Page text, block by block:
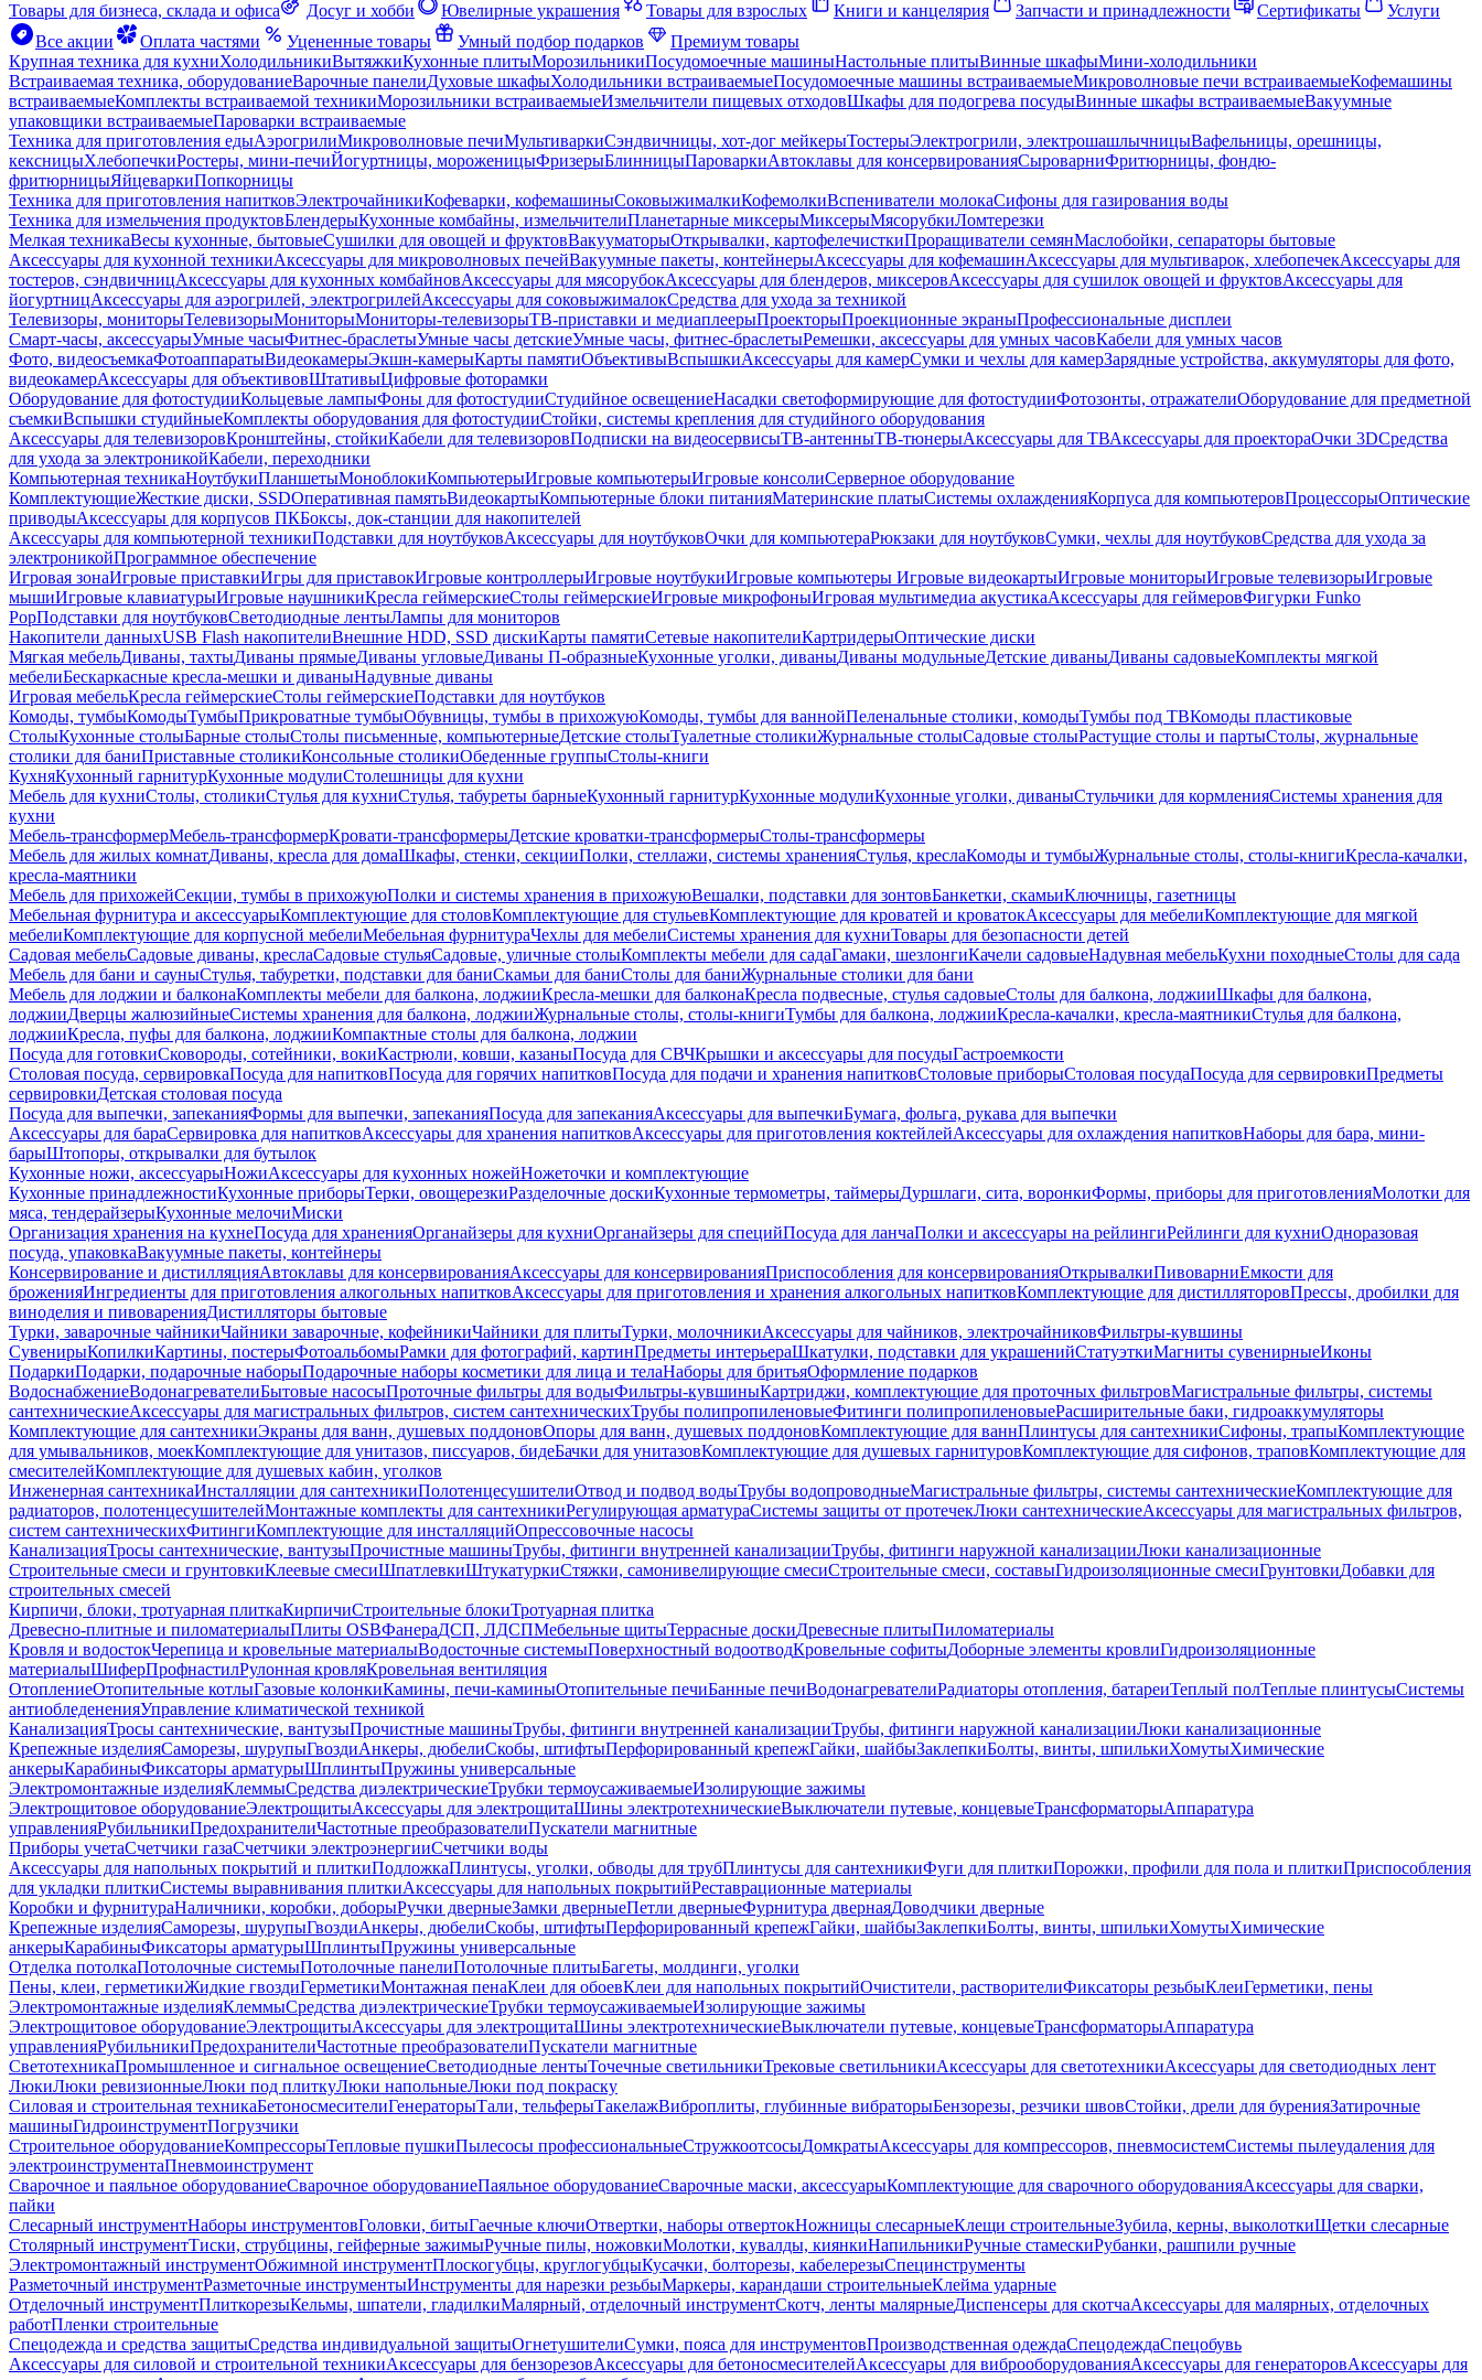
Товары для бизнеса, склада и офиса
Досуг и хобби Ювелирные украшения Товары для взрослых Книги и канцелярия Запчасти и принадлежности Сертификаты
Услуги
Все акции
Оплата частями Уцененные товары Умный подбор подарков
Премиум товары
Крупная техника для кухниХолодильникиВытяжкиКухонные плитыМорозильникиПосудомоечные машиныНастольные плитыВинные шкафыМини-холодильники
Встраиваемая техника, оборудованиеВарочные панелиДуховые шкафыХолодильники встраиваемыеПосудомоечные машины встраиваемыеМикроволновые печи встраиваемыеКофемашины
встраиваемыеКомплекты встраиваемой техникиМорозильники встраиваемыеИзмельчители пищевых отходовШкафы для подогрева посудыВинные шкафы встраиваемыеВакуумные
упаковщики встраиваемыеПароварки встраиваемые
Техника для приготовления едыАэрогрилиМикроволновые печиМультиваркиСэндвичницы, хот-дог мейкерыТостерыЭлектрогрили, электрошашлычницыВафельницы, орешницы,
кексницыХлебопечкиРостеры, мини-печиЙогуртницы, мороженицыФризерыБлинницыПароваркиАвтоклавы для консервированияСыроварниФритюрницы, фондю-
фритюрницыЯйцеваркиПопкорницы
Техника для приготовления напитковЭлектрочайникиКофеварки, кофемашиныСоковыжималкиКофемолкиВспениватели молокаСифоны для газирования воды
Техника для измельчения продуктовБлендерыКухонные комбайны, измельчителиПланетарные миксерыМиксерыМясорубкиЛомтерезки
Мелкая техникаВесы кухонные, бытовыеСушилки для овощей и фруктовВакууматорыОткрывалки, картофелечисткиПроращиватели семянМаслобойки, сепараторы бытовые
Аксессуары для кухонной техникиАксессуары для микроволновых печейВакуумные пакеты, контейнерыАксессуары для кофемашинАксессуары для мультиварок, хлебопечекАксессуары для
тостеров, сэндвичницАксессуары для кухонных комбайновАксессуары для мясорубокАксессуары для блендеров, миксеровАксессуары для сушилок овощей и фруктовАксессуары для
йогуртницАксессуары для аэрогрилей, электрогрилейАксессуары для соковыжималокСредства для ухода за техникой
Телевизоры, мониторыТелевизорыМониторыМониторы-телевизорыТВ-приставки и медиаплеерыПроекторыПроекционные экраныПрофессиональные дисплеи
Смарт-часы, аксессуарыУмные часыФитнес-браслетыУмные часы детскиеУмные часы, фитнес-браслетыРемешки, аксессуары для умных часовКабели для умных часов
Фото, видеосъемкаФотоаппаратыВидеокамерыЭкшн-камерыКарты памятиОбъективыВспышкиАксессуары для камерСумки и чехлы для камерЗарядные устройства, аккумуляторы для фото,
видеокамерАксессуары для объективовШтативыЦифровые фоторамки
Оборудование для фотостудииКольцевые лампыФоны для фотостудииСтудийное освещениеНасадки светоформирующие для фотостудииФотозонты, отражателиОборудование для предметной
съемкиВспышки студийныеКомплекты оборудования для фотостудииСтойки, системы крепления для студийного оборудования
Аксессуары для телевизоровКронштейны, стойкиКабели для телевизоровПодписки на видеосервисыТВ-антенныТВ-тюнерыАксессуары для ТВАксессуары для проектораОчки 3DСредства
для ухода за электроникойКабели, переходники
Компьютерная техникаНоутбукиПланшетыМоноблокиКомпьютерыИгровые компьютерыИгровые консолиСерверное оборудование
КомплектующиеЖесткие диски, SSDОперативная памятьВидеокартыКомпьютерные блоки питанияМатеринские платыСистемы охлажденияКорпуса для компьютеровПроцессорыОптические
приводыАксессуары для корпусов ПКБоксы, док-станции для накопителей
Аксессуары для компьютерной техникиПодставки для ноутбуковАксессуары для ноутбуковОчки для компьютераРюкзаки для ноутбуковСумки, чехлы для ноутбуковСредства для ухода за
электроникойПрограммное обеспечение
Игровая зонаИгровые приставкиИгры для приставокИгровые контроллерыИгровые ноутбукиИгровые компьютеры Игровые видеокартыИгровые мониторыИгровые телевизорыИгровые
мышиИгровые клавиатурыИгровые наушникиКресла геймерскиеСтолы геймерскиеИгровые микрофоныИгровая мультимедиа акустикаАксессуары для геймеровФигурки Funko
PopПодставки для ноутбуковСветодиодные лентыЛампы для мониторов
Накопители данныхUSB Flash накопителиВнешние HDD, SSD дискиКарты памятиСетевые накопителиКартридерыОптические диски
Мягкая мебельДиваны, тахтыДиваны прямыеДиваны угловыеДиваны П-образныеКухонные уголки, диваныДиваны модульныеДетские диваныДиваны садовыеКомплекты мягкой
мебелиБескаркасные кресла-мешки и диваныНадувные диваны
Игровая мебельКресла геймерскиеСтолы геймерскиеПодставки для ноутбуков
Комоды, тумбыКомодыТумбыПрикроватные тумбыОбувницы, тумбы в прихожуюКомоды, тумбы для ваннойПеленальные столики, комодыТумбы под ТВКомоды пластиковые
СтолыКухонные столыБарные столыСтолы письменные, компьютерныеДетские столыТуалетные столикиЖурнальные столыСадовые столыРастущие столы и партыСтолы, журнальные
столики для баниПриставные столикиКонсольные столикиОбеденные группыСтолы-книги
КухняКухонный гарнитурКухонные модулиСтолешницы для кухни
Мебель для кухниСтолы, столикиСтулья для кухниСтулья, табуреты барныеКухонный гарнитурКухонные модулиКухонные уголки, диваныСтульчики для кормленияСистемы хранения для
кухни
Мебель-трансформерМебель-трансформерКровати-трансформерыДетские кроватки-трансформерыСтолы-трансформеры
Мебель для жилых комнатДиваны, кресла для домаШкафы, стенки, секцииПолки, стеллажи, системы храненияСтулья, креслаКомоды и тумбыЖурнальные столы, столы-книгиКресла-качалки,
кресла-маятники
Мебель для прихожейСекции, тумбы в прихожуюПолки и системы хранения в прихожуюВешалки, подставки для зонтовБанкетки, скамьиКлючницы, газетницы
Мебельная фурнитура и аксессуарыКомплектующие для столовКомплектующие для стульевКомплектующие для кроватей и кроватокАксессуары для мебелиКомплектующие для мягкой
мебелиКомплектующие для корпусной мебелиМебельная фурнитураЧехлы для мебелиСистемы хранения для кухниТовары для безопасности детей
Садовая мебельСадовые диваны, креслаСадовые стульяСадовые, уличные столыКомплекты мебели для садаГамаки, шезлонгиКачели садовыеНадувная мебельКухни походныеСтолы для сада
Мебель для бани и сауныСтулья, табуретки, подставки для баниСкамьи для баниСтолы для баниЖурнальные столики для бани
Мебель для лоджии и балконаКомплекты мебели для балкона, лоджииКресла-мешки для балконаКресла подвесные, стулья садовыеСтолы для балкона, лоджииШкафы для балкона,
лоджииДверцы жалюзийныеСистемы хранения для балкона, лоджииЖурнальные столы, столы-книгиТумбы для балкона, лоджииКресла-качалки, кресла-маятникиСтулья для балкона,
лоджииКресла, пуфы для балкона, лоджииКомпактные столы для балкона, лоджии
Посуда для готовкиСковороды, сотейники, вокиКастрюли, ковши, казаныПосуда для СВЧКрышки и аксессуары для посудыГастроемкости
Столовая посуда, сервировкаПосуда для напитковПосуда для горячих напитковПосуда для подачи и хранения напитковСтоловые приборыСтоловая посудаПосуда для сервировкиПредметы
сервировкиДетская столовая посуда
Посуда для выпечки, запеканияФормы для выпечки, запеканияПосуда для запеканияАксессуары для выпечкиБумага, фольга, рукава для выпечки
Аксессуары для бараСервировка для напитковАксессуары для хранения напитковАксессуары для приготовления коктейлейАксессуары для охлаждения напитковНаборы для бара, мини-
барыШтопоры, открывалки для бутылок
Кухонные ножи, аксессуарыНожиАксессуары для кухонных ножейНожеточки и комплектующие
Кухонные принадлежностиКухонные приборыТерки, овощерезкиРазделочные доскиКухонные термометры, таймерыДуршлаги, сита, воронкиФормы, приборы для приготовленияМолотки для
мяса, тендерайзерыКухонные мелочиМиски
Организация хранения на кухнеПосуда для храненияОрганайзеры для кухниОрганайзеры для специйПосуда для ланчаПолки и аксессуары на рейлингиРейлинги для кухниОдноразовая
посуда, упаковкаВакуумные пакеты, контейнеры
Консервирование и дистилляцияАвтоклавы для консервированияАксессуары для консервированияПриспособления для консервированияОткрывалкиПивоварниЕмкости для
броженияИнгредиенты для приготовления алкогольных напитковАксессуары для приготовления и хранения алкогольных напитковКомплектующие для дистилляторовПрессы, дробилки для
виноделия и пивоваренияДистилляторы бытовые
Турки, заварочные чайникиЧайники заварочные, кофейникиЧайники для плитыТурки, молочникиАксессуары для чайников, электрочайниковФильтры-кувшины
СувенирыКопилкиКартины, постерыФотоальбомыРамки для фотографий, картинПредметы интерьераШкатулки, подставки для украшенийСтатуэткиМагниты сувенирныеИконы
ПодаркиПодарки, подарочные наборыПодарочные наборы косметики для лица и телаНаборы для бритьяОформление подарков
ВодоснабжениеВодонагревателиБытовые насосыПроточные фильтры для водыФильтры-кувшиныКартриджи, комплектующие для проточных фильтровМагистральные фильтры, системы
сантехническиеАксессуары для магистральных фильтров, систем сантехническихТрубы полипропиленовыеФитинги полипропиленовыеРасширительные баки, гидроаккумуляторы
Комплектующие для сантехникиЭкраны для ванн, душевых поддоновОпоры для ванн, душевых поддоновКомплектующие для ваннПлинтусы для сантехникиСифоны, трапыКомплектующие
для умывальников, моекКомплектующие для унитазов, писсуаров, бидеБачки для унитазовКомплектующие для душевых гарнитуровКомплектующие для сифонов, траповКомплектующие для
смесителейКомплектующие для душевых кабин, уголков
Инженерная сантехникаИнсталляции для сантехникиПолотенцесушителиОтвод и подвод водыТрубы водопроводныеМагистральные фильтры, системы сантехническиеКомплектующие для
радиаторов, полотенцесушителейМонтажные комплекты для сантехникиРегулирующая арматураСистемы защиты от протечекЛюки сантехническиеАксессуары для магистральных фильтров,
систем сантехническихФитингиКомплектующие для инсталляцийОпрессовочные насосы
КанализацияТросы сантехнические, вантузыПрочистные машиныТрубы, фитинги внутренней канализацииТрубы, фитинги наружной канализацииЛюки канализационные
Строительные смеси и грунтовкиКлеевые смесиШпатлевкиШтукатуркиСтяжки, самонивелирующие смесиСтроительные смеси, составыГидроизоляционные смесиГрунтовкиДобавки для
строительных смесей
Кирпичи, блоки, тротуарная плиткаКирпичиСтроительные блокиТротуарная плитка
Древесно-плитные и пиломатериалыПлиты OSBФанераДСП, ЛДСПМебельные щитыТеррасные доскиДревесные плитыПиломатериалы
Кровля и водостокЧерепица и кровельные материалыВодосточные системыПоверхностный водоотводКровельные софитыДоборные элементы кровлиГидроизоляционные
материалыШиферПрофнастилРулонная кровляКровельная вентиляция
ОтоплениеОтопительные котлыГазовые колонкиКамины, печи-каминыОтопительные печиБанные печиВодонагревателиРадиаторы отопления, батареиТеплый полТеплые плинтусыСистемы
антиобледененияУправление климатической техникой
КанализацияТросы сантехнические, вантузыПрочистные машиныТрубы, фитинги внутренней канализацииТрубы, фитинги наружной канализацииЛюки канализационные
Крепежные изделияСаморезы, шурупыГвоздиАнкеры, дюбелиСкобы, штифтыПерфорированный крепежГайки, шайбыЗаклепкиБолты, винты, шпилькиХомутыХимические
анкерыКарабиныФиксаторы арматурыШплинтыПружины универсальные
Электромонтажные изделияКлеммыСредства диэлектрическиеТрубки термоусаживаемыеИзолирующие зажимы
Электрощитовое оборудованиеЭлектрощитыАксессуары для электрощитаШины электротехническиеВыключатели путевые, концевыеТрансформаторыАппаратура
управленияРубильникиПредохранителиЧастотные преобразователиПускатели магнитные
Приборы учетаСчетчики газаСчетчики электроэнергииСчетчики воды
Аксессуары для напольных покрытий и плиткиПодложкаПлинтусы, уголки, обводы для трубПлинтусы для сантехникиФуги для плиткиПорожки, профили для пола и плиткиПриспособления
для укладки плиткиСистемы выравнивания плиткиАксессуары для напольных покрытийРеставрационные материалы
Коробки и фурнитураНаличники, коробки, доборыРучки дверныеЗамки дверныеПетли дверныеФурнитура двернаяДоводчики дверные
Крепежные изделияСаморезы, шурупыГвоздиАнкеры, дюбелиСкобы, штифтыПерфорированный крепежГайки, шайбыЗаклепкиБолты, винты, шпилькиХомутыХимические
анкерыКарабиныФиксаторы арматурыШплинтыПружины универсальные
Отделка потолкаПотолочные системыПотолочные панелиПотолочные плитыБагеты, молдинги, уголки
Пены, клеи, герметикиЖидкие гвоздиГерметикиМонтажная пенаКлеи для обоевКлеи для напольных покрытийОчистители, растворителиФиксаторы резьбыКлеиГерметики, пены
Электромонтажные изделияКлеммыСредства диэлектрическиеТрубки термоусаживаемыеИзолирующие зажимы
Электрощитовое оборудованиеЭлектрощитыАксессуары для электрощитаШины электротехническиеВыключатели путевые, концевыеТрансформаторыАппаратура
управленияРубильникиПредохранителиЧастотные преобразователиПускатели магнитные
СветотехникаПромышленное и сигнальное освещениеСветодиодные лентыТочечные светильникиТрековые светильникиАксессуары для светотехникиАксессуары для светодиодных лент
ЛюкиЛюки ревизионныеЛюки под плиткуЛюки напольныеЛюки под покраску
Силовая и строительная техникаБетоносмесителиГенераторыТали, тельферыТакелажВиброплиты, глубинные вибраторыБензорезы, резчики швовСтойки, дрели для буренияЗатирочные
машиныГидроинструментПогрузчики
Строительное оборудованиеКомпрессорыТепловые пушкиПылесосы профессиональныеСтружкоотсосыДомкратыАксессуары для компрессоров, пневмосистемСистемы пылеудаления для
электроинструментаПневмоинструмент
Сварочное и паяльное оборудованиеСварочное оборудованиеПаяльное оборудованиеСварочные маски, аксессуарыКомплектующие для сварочного оборудованияАксессуары для сварки,
пайки
Слесарный инструментНаборы инструментовГоловки, битыГаечные ключиОтвертки, наборы отвертокНожницы слесарныеКлещи строительныеЗубила, керны, выколоткиЩетки слесарные
Столярный инструментТиски, струбцины, гейферные зажимыРучные пилы, ножовкиМолотки, кувалды, киянкиНапильникиРучные стамескиРубанки, рашпили ручные
Электромонтажный инструментОбжимной инструментПлоскогубцы, круглогубцыКусачки, болторезы, кабелерезыСпецинструменты
Разметочный инструментРазметочные инструментыИнструменты для нарезки резьбыМаркеры, карандаши строительныеКлейма ударные
Отделочный инструментПлиткорезыКельмы, шпатели, гладилкиМалярный, отделочный инструментСкотч, ленты малярныеДиспенсеры для скотчаАксессуары для малярных, отделочных
работПленки строительные
Спецодежда и средства защитыСредства индивидуальной защитыОгнетушителиСумки, пояса для инструментовПроизводственная одеждаСпецодеждаСпецобувь
Аксессуары для силовой и строительной техникиАксессуары для бензорезовАксессуары для бетоносмесителейАксессуары для виброоборудованияАксессуары для генераторовАксессуары для